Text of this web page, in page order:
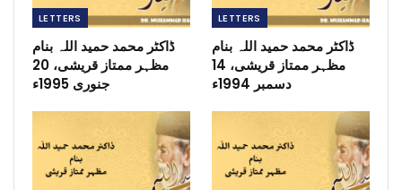
LETTERS
ڈاکٹر محمد حمید اللہ بنام
مظہر ممتاز قریشی، 20
جنوری 1995ء
LETTERS
ڈاکٹر محمد حمید اللہ بنام
مظہر ممتاز قریشی، 14
دسمبر 1994ء